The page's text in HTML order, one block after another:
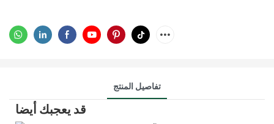
تفاصيل المنتج
قد يعجبك أيضا